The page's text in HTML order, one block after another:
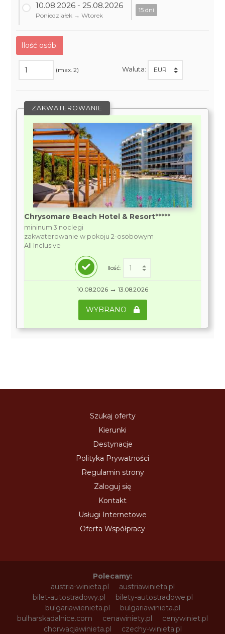
10.08.2026 - 25.08.2026
Poniedziałek → Wtorek
15 dni
Ilość osób:
(max. 2) Waluta:
ZAKWATEROWANIE
Chrysomare Beach Hotel & Resort*****
mininum 3 noclegi
zakwaterowanie w pokoju 2-osobowym
All Inclusive
Ilość:
10.08.2026 → 13.08.2026
WYBRANO
Szukaj oferty
Kierunki
Destynacje
Polityka Prywatności
Regulamin strony
Zaloguj się
Kontakt
Usługi Internetowe
Oferta Współpracy
Polecamy:
austria-winieta.pl
austriawinieta.pl
bilet-autostradowy.pl
bilety-autostradowe.pl
bulgariawienieta.pl
bulgariawinieta.pl
bulharskadalnice.com
cenawiniety.pl
cenywiniet.pl
chorwacjawinieta.pl
czechy-winieta.pl